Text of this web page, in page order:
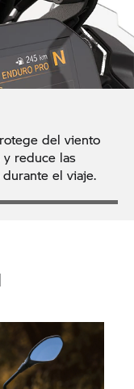
del viento
reduce las
el viaje.